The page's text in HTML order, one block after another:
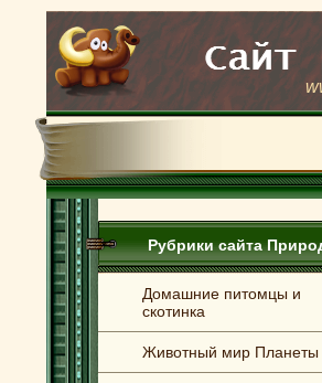
Рубрики сайта
Домашние питомцы и
скотинка
Животный мир Планеты